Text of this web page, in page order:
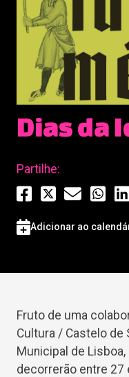
Dias da
Partilhe:
Adicionar ao
Fruto de uma
Cultura / Castelo de
Municipal de
decorrerão entre 27